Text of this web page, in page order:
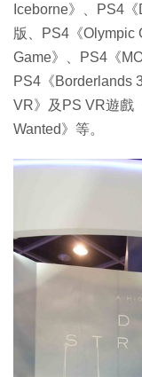
Iceborne》、PS4
版、PS4《Olympic
Game》、PS4《
PS4《Borderlands
VR》及PS VR遊戲
Wanted》等。